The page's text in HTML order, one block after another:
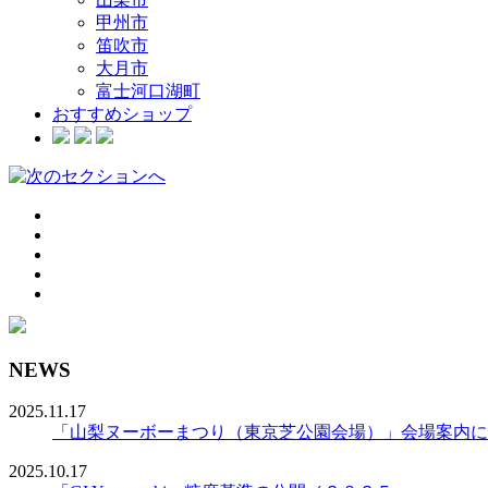
甲州市
笛吹市
大月市
富士河口湖町
おすすめショップ
NEWS
2025.11.17
「山梨ヌーボーまつり（東京芝公園会場）」会場案内
2025.10.17